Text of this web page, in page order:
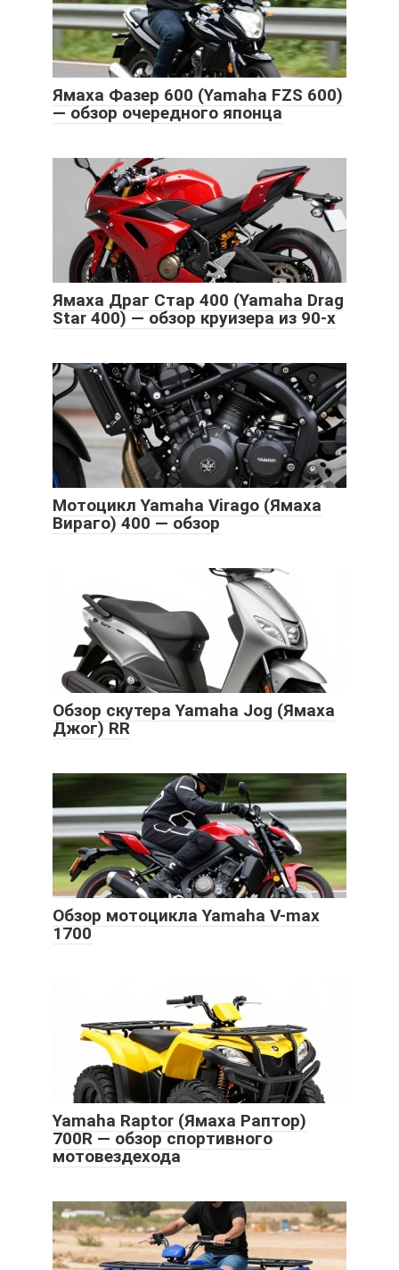
Ямаха Фазер 600 (Yamaha FZS 600)
— обзор очередного японца
Ямаха Драг Стар 400 (Yamaha Drag
Star 400) — обзор круизера из 90-х
Мотоцикл Yamaha Virago (Ямаха
Вираго) 400 — обзор
Обзор скутера Yamaha Jog (Ямаха
Джог) RR
Обзор мотоцикла Yamaha V-max
1700
Yamaha Raptor (Ямаха Раптор)
700R — обзор спортивного
мотовездехода